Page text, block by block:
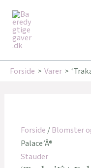
indholdet
Forside Varer
Forside/Blomster
Palace’Â®
Stauder
Tilbud!
Tilbud!